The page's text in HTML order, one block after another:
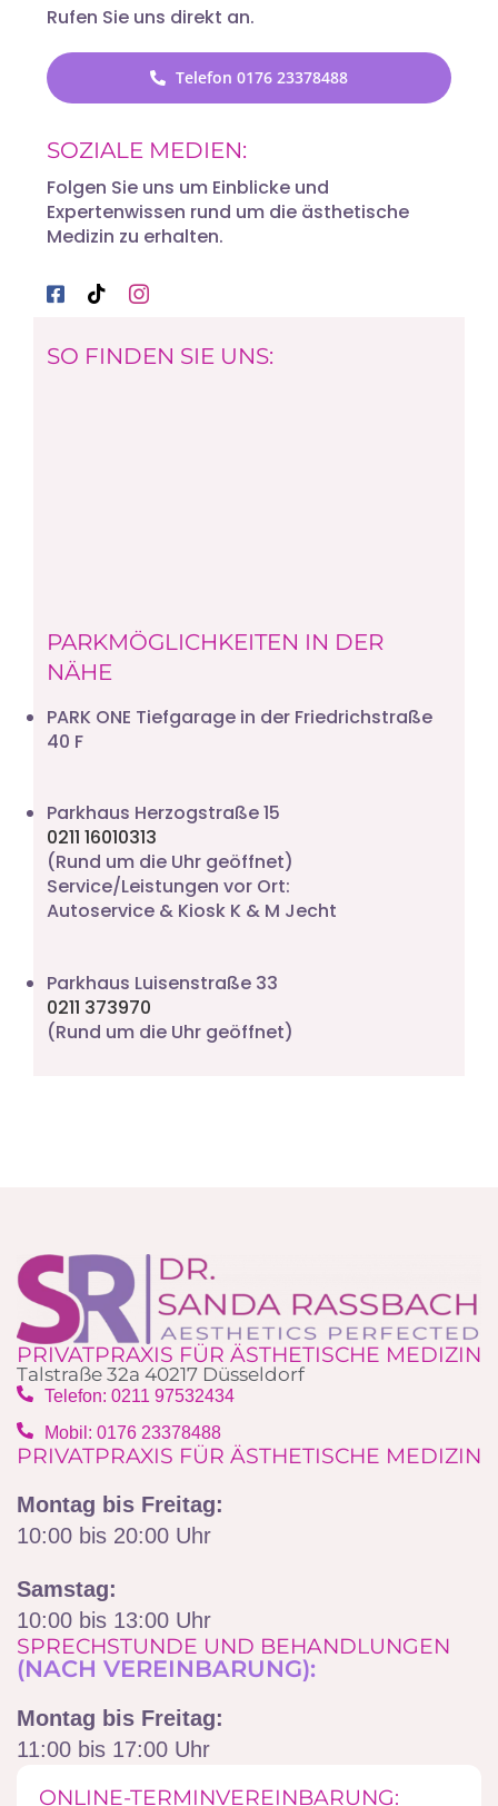
Rufen Sie uns direkt an.
Telefon 0176 23378488
SOZIALE MEDIEN:
Folgen Sie uns um Einblicke und
Expertenwissen rund um die ästhetische
Medizin zu erhalten.
SO FINDEN SIE UNS:
PARKMÖGLICHKEITEN IN DER
NÄHE
PARK ONE Tiefgarage in der Friedrichstraße
40 F
Parkhaus Herzogstraße 15
0211 16010313
(Rund um die Uhr geöffnet)
Service/Leistungen vor Ort:
Autoservice & Kiosk K & M Jecht
Parkhaus Luisenstraße 33
0211 373970
(Rund um die Uhr geöffnet)
PRIVATPRAXIS FÜR ÄSTHETISCHE MEDIZIN
Talstraße 32a 40217 Düsseldorf
Telefon: 0211 97532434
Mobil: 0176 23378488‬
PRIVATPRAXIS FÜR ÄSTHETISCHE MEDIZIN
Montag bis Freitag:
10:00 bis 20:00 Uhr
Samstag:
10:00 bis 13:00 Uhr
SPRECHSTUNDE UND BEHANDLUNGEN
(NACH VEREINBARUNG):
Montag bis Freitag:
11:00 bis 17:00 Uhr
ONLINE-TERMINVEREINBARUNG: